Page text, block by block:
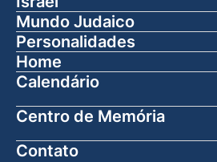
Israel Hoje
História De Israel
Ciência e Tecnologia
Mundo Judaico
Brasil
Judísmo No Mundo
Arte e Cultura
Ciências
Turismo
Variedades
Personalidades
Profetas e Sábios
Mulheres Bíblicas
Biografias
Home
Revista
Calendário
Centro de Memória
Contato